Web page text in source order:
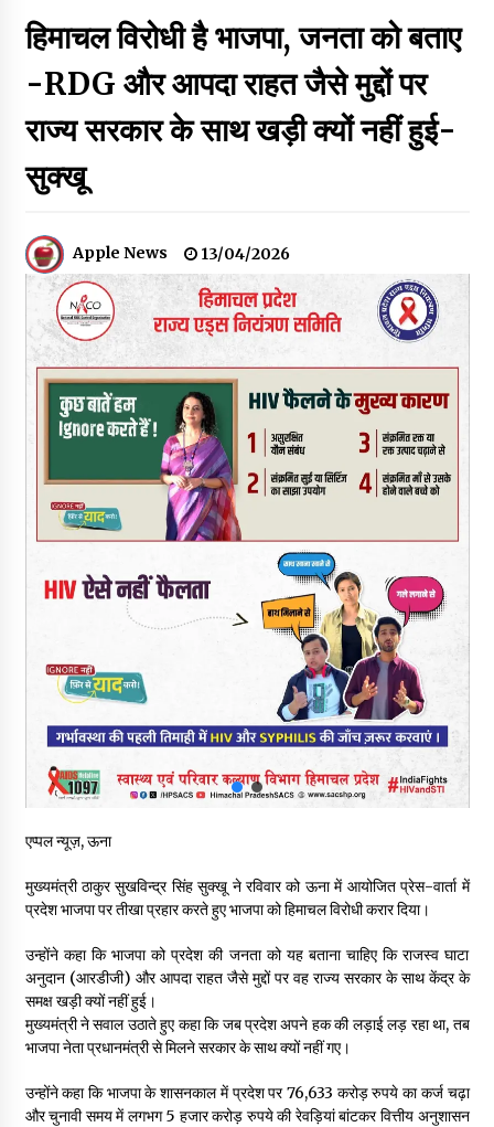
नितिन गडकरी से मिले विक्रमादित्य सिंह, हिमाचल की सड़क परियोजनाओं को
मिली बड़ी सौगात
06/08/2026
नेता प्रतिपक्ष जयराम के आरोप निराधार, सबूत हैं तो सार्वजनिक करें: नरेश
चौहान
06/08/2026
बड़ी ख़बर – अनुबंध कर्मचारियों को बैक डेट से नहीं मिलेगा नियमितीकरण,
शिक्षा निदेशालय ने जारी किया स्पष्टीकरण
05/08/2026
देहरा पुलिस की बड़ी कार्रवाई- 90 लाख नकद और 2 करोड़के सोने के
आभूषण बरामद, 7 आरोपी गिरफ्तार
05/08/2026
पिंजौर-बद्दी फोरलेन परियोजना को मिली बड़ी गति, 378.48 करोड़ की लागत
से बैलेंस कार्य का अवार्ड जारी : हर्ष महाजन
05/08/2026
वन विभाग एवं रेड क्रॉस सोसायटी के संयुक्त तत्वावधान में शूराला में वृक्षारोपण
हिमाचल में प्रतिशोध की राजनीति के खिलाफ भाजपा ने शिमला CM आवास
ओकओवर घेराव में किया शक्ति प्रदर्शन
भवन एवं अन्य सन्निर्माण कामगार शीघ्र करवाएं ई-श्रम पोर्टल पर पंजीकरण
05/08/2026
ऊना में PWD का जेई 8 हजार रुपये रिश्वत लेते गिरफ्तार, ठेकेदार का बिल
पास करने के लिए मांगी थी घूस
05/08/2026
हिमाचल विरोधी है भाजपा, जनता को बताए
-RDG और आपदा राहत जैसे मुद्दों पर
राज्य सरकार के साथ खड़ी क्यों नहीं हुई-
सुक्खू
Apple News 13/04/2026
एप्पल न्यूज़, ऊना
मुख्यमंत्री ठाकुर सुखविन्द्र सिंह सुक्खू ने रविवार को ऊना में आयोजित प्रेस-वार्ता में
प्रदेश भाजपा पर तीखा प्रहार करते हुए भाजपा को हिमाचल विरोधी करार दिया।
उन्होंने कहा कि भाजपा को प्रदेश की जनता को यह बताना चाहिए कि राजस्व घाटा
अनुदान (आरडीजी) और आपदा राहत जैसे मुद्दों पर वह राज्य सरकार के साथ केंद्र के
समक्ष खड़ी क्यों नहीं हुई।
मुख्यमंत्री ने सवाल उठाते हुए कहा कि जब प्रदेश अपने हक की लड़ाई लड़ रहा था, तब
भाजपा नेता प्रधानमंत्री से मिलने सरकार के साथ क्यों नहीं गए।
उन्होंने कहा कि भाजपा के शासनकाल में प्रदेश पर 76,633 करोड़ रुपये का कर्ज चढ़ा
और चुनावी समय में लगभग 5 हजार करोड़ रुपये की रेवड़ियां बांटकर वित्तीय अनुशासन